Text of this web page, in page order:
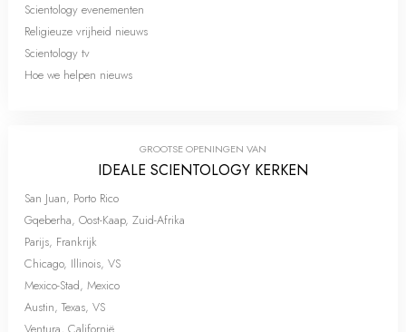
Scientology evenementen
Religieuze vrijheid nieuws
Scientology tv
Hoe we helpen nieuws
GROOTSE OPENINGEN VAN
IDEALE SCIENTOLOGY KERKEN
San Juan, Porto Rico
Gqeberha, Oost-Kaap, Zuid-Afrika
Parijs, Frankrijk
Chicago, Illinois, VS
Mexico-Stad, Mexico
Austin, Texas, VS